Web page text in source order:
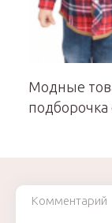
Модные
подборочка
Комментарий